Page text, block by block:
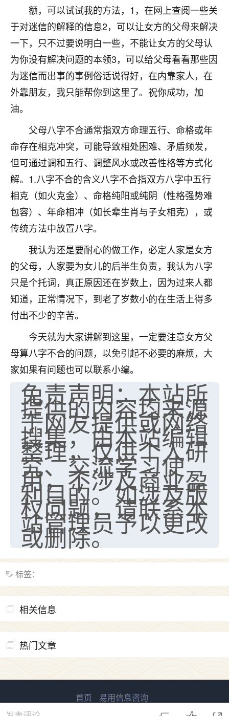
额，可以试试我的方法，1，在网上查阅一些关
于对迷信的解释的信息2，可以让女方的父母来解决
一下，只不过要说明白一些，不能让女方的父母认
为你没有解决问题的本领3，可以给父母看看那些因
为迷信而出事的事例俗话说得好，在内靠家人，在
外靠朋友，我只能帮你到这里了。祝你成功，加
油。
父母八字不合通常指双方命理五行、命格或年
命存在相克冲突，可能导致相处困难、矛盾频发，
但可通过调和五行、调整风水或改善性格等方式化
解。1.八字不合的含义八字不合指双方八字中五行
相克（如火克金）、命格纯阳或纯阴（性格强势难
包容）、年命相冲（如长辈生肖与子女相克），或
传统方法中放置八字。
我认为还是要耐心的做工作，必定人家是女方
的父母，人家要为女儿的后半生负责，我认为八字
只是个托词，真正原因还在岁数上，因为过来人都
知道，正常情况下，到老了岁数小的在生活上得多
付出不少的辛苦。
今天就为大家讲解到这里，一定要注意女方父
母算八字不合的问题，以免引起不必要的麻烦，大
家如果有问题也可以联系小编。
免责声明：本站所
提供的内容均来源
于网友提供或网络
搜集，由本站编辑
整理，仅供个人研
究、交流学习使
用，不涉及商业盈
利目的。如涉及版
权问题，请联系本
站管理员予以更改
或删除。
标签：
相关信息
热门文章
我是公司人事调整，有升迁机会，但同时竞争的我们
三个，找老师的时候是抱着侥幸心理，没想到老师看
着我晋升有望，我半信半疑的按照老师建议，做了化
太岁还有一个发钱粮，本来年前的人事调整，拖到年
后，我以为都没戏了，结果开年一上班，开会提拔升
职第一个就是我，职务无所谓，主要是底薪加了
3000，非常开心，无论如何，感恩感谢！🙏🏻
鹿森 ：恭喜升职加薪！！，请客吗？�
12小时前 来自北京
心心相印
我身体不太好，总是病病殃殃的，去检查又没什么大
问题，反正就是不舒服。中医西医看遍了，找不到问
题，后来无意中看到有人推荐慧来老师，跟老师聊过
之后，心情豁然开朗，也听老师建议，处理了一些因
果问题。今年以来，身体比以前好多，主要是心情好
了，老师说境随心转，现在深有体会了。
鹿森：是的，其实跟老师聊过之后，最大的感
触，首先就是心态会变好，万般皆是命，半点
不由人！
1天前 来自四川 9
金白水清
我也想找老师看看，有没有人给个联系方式的啊？
鹿森：慧来老师微信：gjsy0624
1天前 来自江西
青春168
我也想要，我也想要！
2天前 来自山西 15
Jessica李
老师做不做超度法事？我想给我奶奶做超度，她今年
刚去世了。
七零老顽童：我母亲前年离世，刚开始我经常
做梦梦见她，后来也是朋友介绍，找到慧来老
师，安排了超度法事，做梦再也没有梦到过
了，一开始是半信半疑的，图个心安，给亡母
超度，现在看来，人不信也不行。
2天前 来自云南
优秀的张同学
老师收徒吗？？我对这些很感兴趣
2天前 来自山西 15
首页 易用信息咨询
鲁ICP备2023027138号-1